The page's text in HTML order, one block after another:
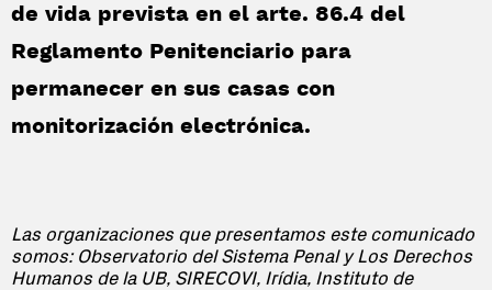
de vida prevista en el arte. 86.4 del
Reglamento Penitenciario para
permanecer en sus casas con
monitorización electrónica.
Las organizaciones que presentamos este comunicado
somos: Observatorio del Sistema Penal y Los Derechos
Humanos de la UB, SIRECOVI, Irídia, Instituto de